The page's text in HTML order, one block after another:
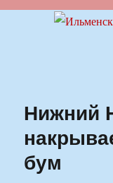
Нижний
бум